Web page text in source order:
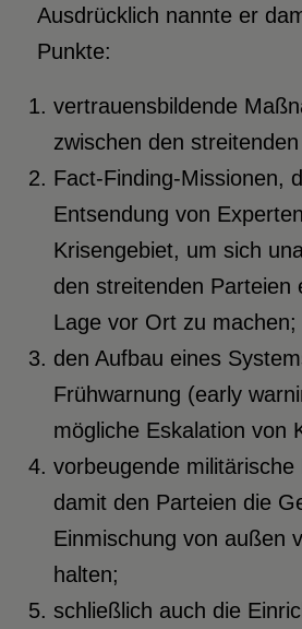
Ausdrücklich nannte er
Punkte:
vertrauensbildende
zwischen den
Fact-Finding-Missionen,
Entsendung von
Krisengebiet, um sich
den streitenden Parteien
Lage vor Ort zu machen;
den Aufbau eines
Frühwarnung (early
mögliche Eskalation von
vorbeugende militärische
damit den Parteien die
Einmischung von außen
halten;
schließlich auch die